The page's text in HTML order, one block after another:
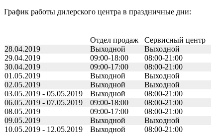
График работы дилерского центра в праздничные дни:
Отдел продаж
Сервисный центр
28.04.2019
Выходной
Выходной
29.04.2019
09:00-18:00
08:00-21:00
30.04.2019
09:00-17:00
08:00-21:00
01.05.2019
Выходной
Выходной
02.05.2019
Выходной
Выходной
03.05.2019 - 05.05.2019
Выходной
08:00-21:00
06.05.2019 - 07.05.2019
09:00-18:00
08:00-21:00
08.05.2019
09:00-17:00
08:00-21:00
09.05.2019
Выходной
Выходной
10.05.2019 - 12.05.2019
Выходной 08:00-21:00